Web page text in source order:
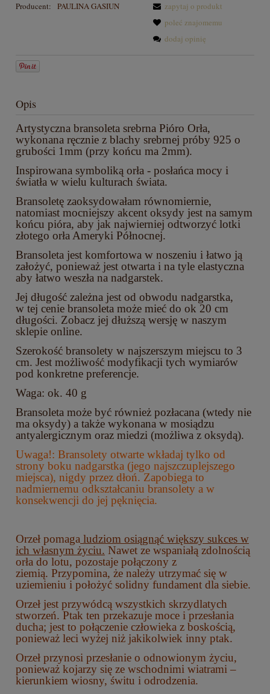
Producent: PAULINA GASIUN
zapytaj o produkt
poleć znajomemu
dodaj opinię
Opis
Artystyczna bransoleta srebrna Pióro Orła,
wykonana ręcznie z blachy srebrnej próby 925 o
grubości 1mm (przy końcu ma 2mm).
Inspirowana symboliką orła - posłańca mocy i
światła w wielu kulturach świata.
Bransoletę zaoksydowałam równomiernie,
natomiast mocniejszy akcent oksydy jest na samym
końcu pióra, aby jak najwierniej odtworzyć lotki
złotego orła Ameryki Północnej.
Bransoleta jest komfortowa w noszeniu i łatwo ją
założyć, ponieważ jest otwarta i na tyle elastyczna
aby łatwo weszła na nadgarstek.
Jej długość zależna jest od obwodu nadgarstka,
w tej cenie bransoleta może mieć do ok 20 cm
długości. Zobacz jej dłuższą wersję w naszym
sklepie online.
Szerokość bransolety w najszerszym miejscu to 3
cm. Jest możliwość modyfikacji tych wymiarów
pod konkretne preferencje.
Waga: ok. 40 g
Bransoleta może być również pozłacana (wtedy nie
ma oksydy) a także wykonana w mosiądzu
antyalergicznym oraz miedzi (możliwa z oksydą).
Uwaga!: Bransolety otwarte wkładaj tylko od
strony boku nadgarstka (jego najszczuplejszego
miejsca), nigdy przez dłoń. Zapobiega to
nadmiernemu odkształcaniu bransolety a w
konsekwencji do jej pęknięcia.
Orzeł pomaga ludziom osiągnąć większy sukces w
ich własnym życiu. Nawet ze wspaniałą zdolnością
orła do lotu, pozostaje połączony z
ziemią. Przypomina, że należy utrzymać się w
uziemieniu i położyć solidny fundament dla siebie.
Orzeł jest przywódcą wszystkich skrzydlatych
stworzeń. Ptak ten przekazuje moce i przesłania
ducha; jest to połączenie człowieka z boskością,
ponieważ leci wyżej niż jakikolwiek inny ptak.
Orzeł przynosi przesłanie o odnowionym życiu,
ponieważ kojarzy się ze wschodnimi wiatrami –
kierunkiem wiosny, świtu i odrodzenia.